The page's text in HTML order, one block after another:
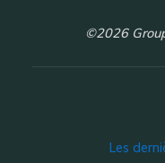
©2026
Les